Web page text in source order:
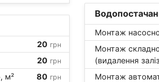
20 грн
20 грн
м² 80 грн
Монтаж
Монтаж
(видалення
Монтаж